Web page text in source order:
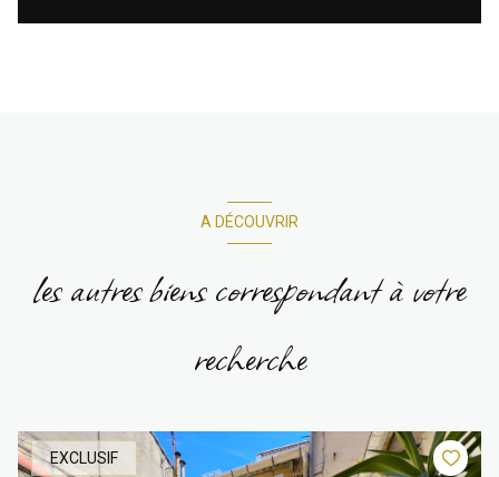
A DÉCOUVRIR
les autres biens correspondant à votre
recherche
EXCLUSIF